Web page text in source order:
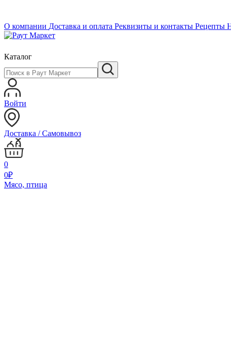
О компании Доставка и оплата Реквизиты и контакты Рецепты
Каталог
Войти
Доставка / Самовывоз
0
0₽
Мясо, птица